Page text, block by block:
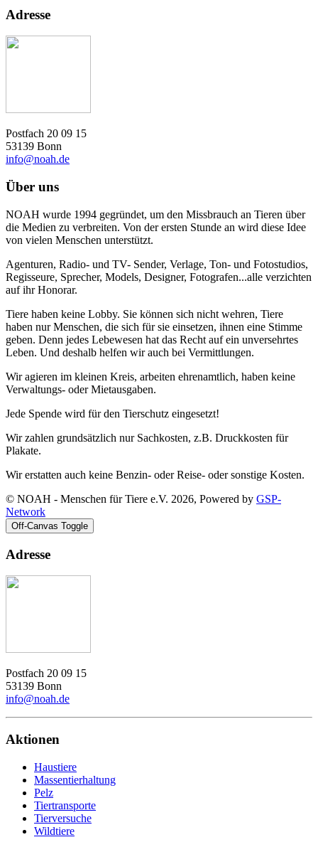
Adresse
Postfach 20 09 15
53139 Bonn
info@noah.de
Über uns
NOAH wurde 1994 gegründet, um den Missbrauch an Tieren über
die Medien zu verbreiten. Von der ersten Stunde an wird diese Idee
von vielen Menschen unterstützt.
Agenturen, Radio- und TV- Sender, Verlage, Ton- und Fotostudios,
Regisseure, Sprecher, Models, Designer, Fotografen...alle verzichten
auf ihr Honorar.
Tiere haben keine Lobby. Sie können sich nicht wehren, Tiere
haben nur Menschen, die sich für sie einsetzen, ihnen eine Stimme
geben. Denn jedes Lebewesen hat das Recht auf ein unversehrtes
Leben. Und deshalb helfen wir auch bei Vermittlungen.
Wir agieren im kleinen Kreis, arbeiten ehrenamtlich, haben keine
Verwaltungs- oder Mietausgaben.
Jede Spende wird für den Tierschutz eingesetzt!
Wir zahlen grundsätzlich nur Sachkosten, z.B. Druckkosten für
Plakate.
Wir erstatten auch keine Benzin- oder Reise- oder sonstige Kosten.
© NOAH - Menschen für Tiere e.V. 2026, Powered by GSP-
Network
Off-Canvas Toggle
Adresse
Postfach 20 09 15
53139 Bonn
info@noah.de
Aktionen
Haustiere
Massentierhaltung
Pelz
Tiertransporte
Tierversuche
Wildtiere